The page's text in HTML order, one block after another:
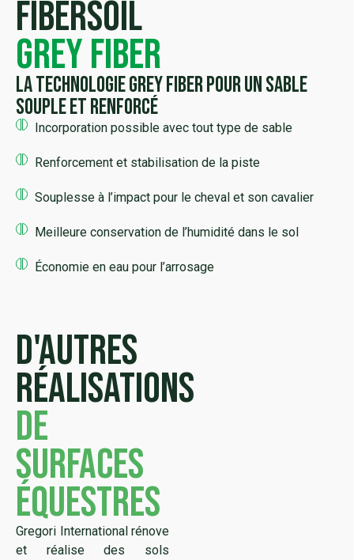
FiberSoil
Grey Fiber
La technologie Grey Fiber pour un sable
souple et renforcé
Incorporation possible avec tout type de sable
Renforcement et stabilisation de la piste
Souplesse à l’impact pour le cheval et son cavalier
Meilleure conservation de l’humidité dans le sol
Économie en eau pour l’arrosage
D'autres
réalisations
de
surfaces
équestres
Gregori International rénove
et réalise des sols